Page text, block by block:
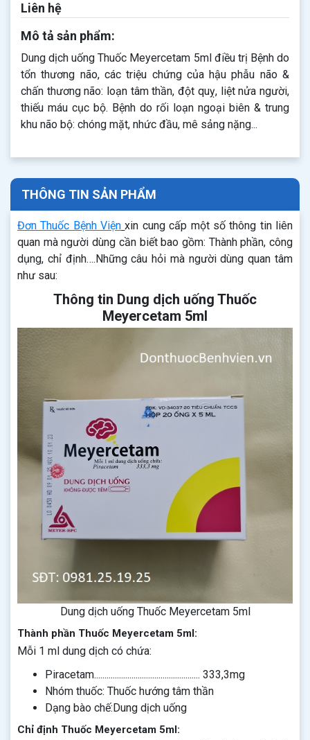
Liên hệ
Mô tả sản phẩm:
Dung dịch uống Thuốc Meyercetam 5ml​​​​​​​ điều trị Bệnh do
tổn thương não, các triệu chứng của hậu phẫu não &
chấn thương não: loạn tâm thần, đột quỵ, liệt nửa người,
thiếu máu cục bộ. Bệnh do rối loạn ngoại biên & trung
khu não bộ: chóng mặt, nhức đầu, mê sảng nặng...
THÔNG TIN SẢN PHẨM
Đơn Thuốc Bệnh Viện xin cung cấp một số thông tin liên
quan mà người dùng cần biết bao gồm: Thành phần, công
dụng, chỉ định….Những câu hỏi mà người dùng quan tâm
như sau:
Thông tin Dung dịch uống Thuốc
Meyercetam 5ml
Dung dịch uống Thuốc Meyercetam 5ml
Thành phần Thuốc Meyercetam 5ml:
Mỗi 1 ml dung dịch có chứa:
Piracetam................................................... 333,3mg
Nhóm thuốc: Thuốc hướng tâm thần
Dạng bào chế:Dung dịch uống
Chỉ định Thuốc Meyercetam 5ml: